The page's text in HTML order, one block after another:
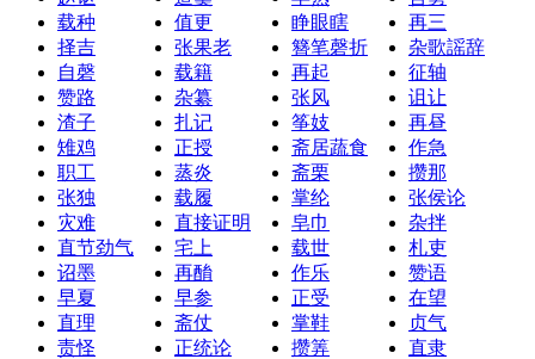
载种
值更 睁眼瞎
再三
择吉
张果老 簪笔磬折
杂歌謡辞
自磬
载籍 再起
征轴
赞路
杂纂 张风
诅让
渣子
扎记 筝妓
再昼
雉鸡
正授 斋居蔬食
作急
职工
蒸炎 斋栗
攒那
张独
载履 掌纶
张侯论
灾难
直接证明 皂巾
杂拌
直节劲气
宅上 载世
札吏
诏墨
再酳 作乐
赞语
早夏
早参 正受
在望
直理
斋仗 掌鞋
贞气
责怪
正统论 攒筭
直隶